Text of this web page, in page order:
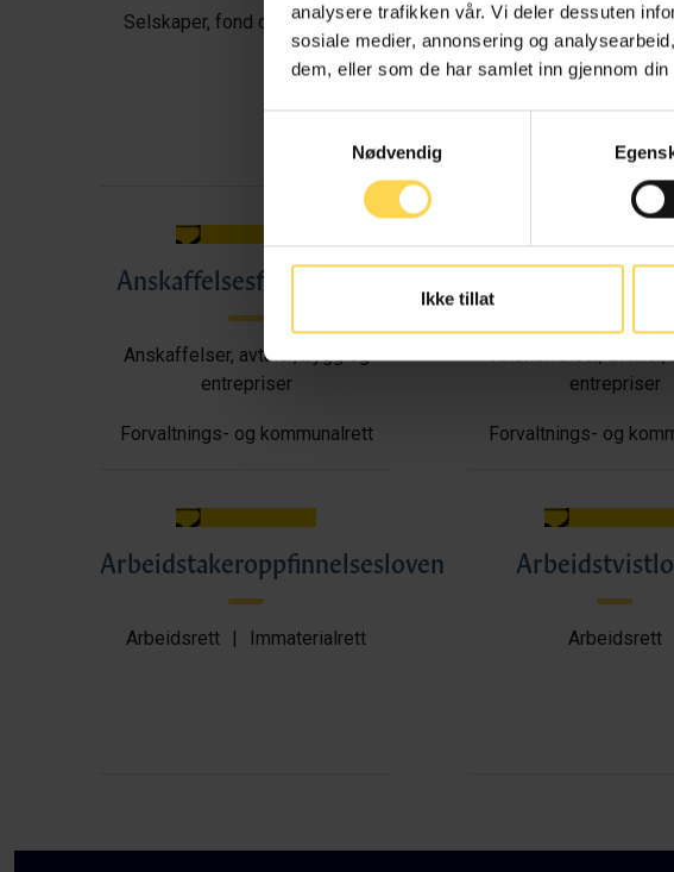
analysere trafikken vår. Vi deler dessuten
sosiale medier, annonsering og
dem, eller som de har samlet inn gjennom
Nødvendig
Ikke tillat
Selskaper, fond og foreninger Arbeidsrett
Anskaffelsesforskriften
Anskaffelser, avtaler, bygg og
entrepriser
Forvaltnings- og kommunalrett
Anskaffelser, avtaler,
entrepriser
Forvaltnings- og
Arbeidstakeroppfinnelsesloven
Arbeidsrett | Immaterialrett Arbeidsrett